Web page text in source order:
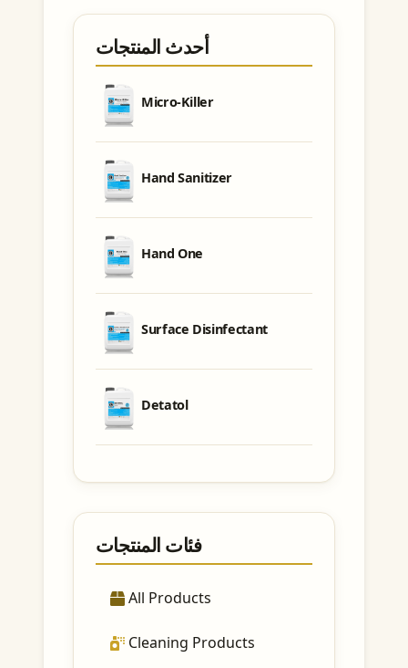
أحدث المنتجات
Micro-Killer
Hand Sanitizer
Hand One
Surface Disinfectant
Detatol
فئات المنتجات
All Products
Cleaning Products